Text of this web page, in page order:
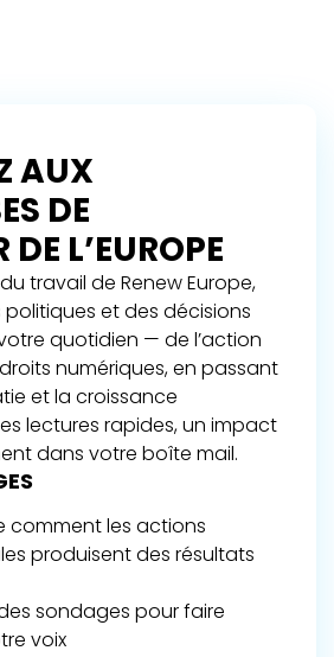
AUX
DE
DE L’EUROPE
travail de Renew Europe,
et des décisions
quotidien — de l’action
numériques, en passant
et la croissance
lectures rapides, un impact
dans votre boîte mail.
comment les actions
produisent des résultats
sondages pour faire
voix